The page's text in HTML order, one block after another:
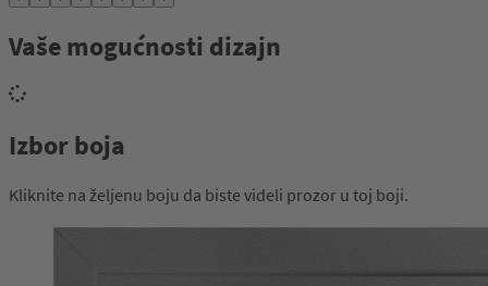
Vaše mogućnosti dizajn
Izbor boja
Kliknite na željenu boju da biste videli prozor u toj boji.